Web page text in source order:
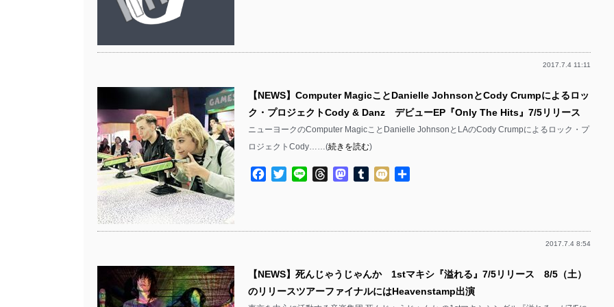
2017.7.4 11:11
【NEWS】Computer MagicことDanielle JohnsonとCody Crumpによるロッ
ク・プロジェクトCody & Danz デビューEP『Only The Hits』7/5リリース
ニューヨークのComputer MagicことDanielle JohnsonとLAのCody Crumpによるロック・プ
ロジェクトCody……(続きを読む)
Facebook
TwitterLine ThreadsMastodon
TumblrMixi
2017.7.4 8:54
【NEWS】死んじゃうじゃんか 1stマキシ『溢れる』7/5リリース 8/5（土）
のリリースツアーファイナルにはHeavenstamp出演